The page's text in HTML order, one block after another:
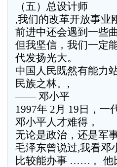
（五）总设计师
,我们的改革开放事业
前进中还会遇到一些曲
但我坚信，我们一定
代发扬光大。
中国人民既然有能力
民族之林。,
—— 邓小平
1997年 2月 19日，
邓小平人才难得，
无论是政治，还是军
毛泽东曾说过,我看邓
比较能办事 …… 。他